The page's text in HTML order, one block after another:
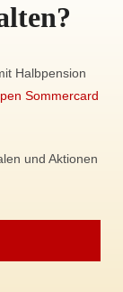
Halbpension
Sommercard
und Aktionen